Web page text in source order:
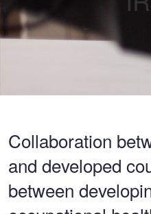
Collaboration
and developed
between